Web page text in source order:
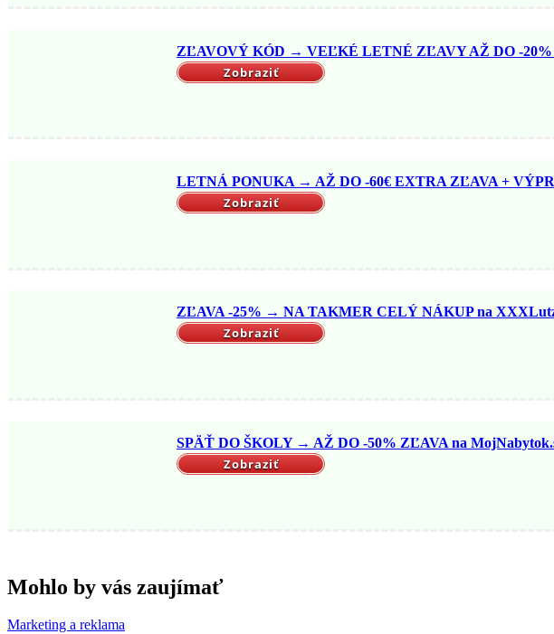
ZĽAVOVÝ KÓD → VEĽKÉ LETNÉ ZĽAVY AŽ DO -
Zobraziť
LETNÁ PONUKA → AŽ DO -60€ EXTRA ZĽAVA +
Zobraziť
ZĽAVA -25% → NA TAKMER CELÝ NÁKUP na
Zobraziť
SPÄŤ DO ŠKOLY → AŽ DO -50% ZĽAVA na
Zobraziť
Mohlo by vás zaujímať
Marketing a reklama